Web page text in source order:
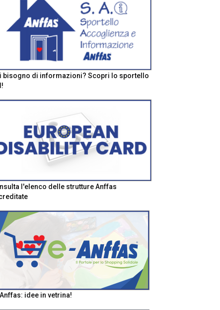
bisogno di informazioni? Scopri lo sportello
l'elenco delle strutture Anffas
idee in vetrina!